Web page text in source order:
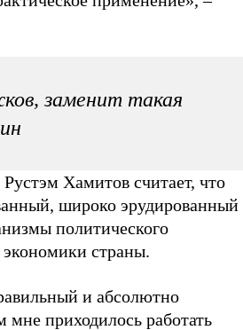
заменит такая
Хамитов считает, что
широко эрудированный
политического
страны.
и абсолютно
приходилось работать